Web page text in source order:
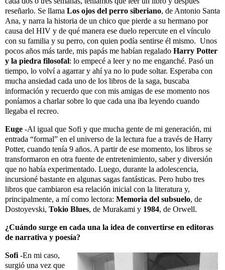
reseñarlo. Se llama Los ojos del perro siberiano, de Antonio Santa
Ana, y narra la historia de un chico que pierde a su hermano por
causa del HIV y de qué manera ese duelo repercute en el vínculo
con su familia y su perro, con quien podía sentirse él mismo. Unos
pocos años más tarde, mis papás me habían regalado Harry Potter
y la piedra filosofal: lo empecé a leer y no me enganché. Pasó un
tiempo, lo volví a agarrar y ahí ya no lo pude soltar. Esperaba con
mucha ansiedad cada uno de los libros de la saga, buscaba
información y recuerdo que con mis amigas de ese momento nos
poníamos a charlar sobre lo que cada una iba leyendo cuando
llegaba el recreo.
Euge -Al igual que Sofi y que mucha gente de mi generación, mi
entrada “formal” en el universo de la lectura fue a través de Harry
Potter, cuando tenía 9 años. A partir de ese momento, los libros se
transformaron en otra fuente de entretenimiento, saber y diversión
que no había experimentado. Luego, durante la adolescencia,
incursioné bastante en algunas sagas fantásticas. Pero hubo tres
libros que cambiaron esa relación inicial con la literatura y,
principalmente, a mí como lectora: Memoria del subsuelo, de
Dostoyevski, Tokio Blues, de Murakami y 1984, de Orwell.
¿Cuándo surge en cada una la idea de convertirse en editoras
de narrativa y poesía?
Sofi -En mi caso,
surgió una vez que